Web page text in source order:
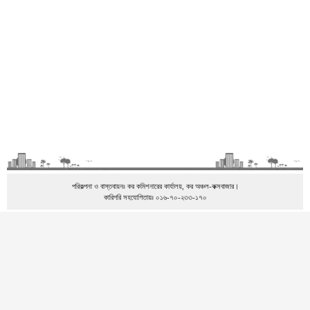
পরিকল্পনা ও বাস্তবায়নঃ কর কমিশনারের কার্যালয়, কর অঞ্চল-কক্সবাজার।
কারিগরি সহযোগিতায়ঃ ০১৬-৭০-২৩৩-১৭০